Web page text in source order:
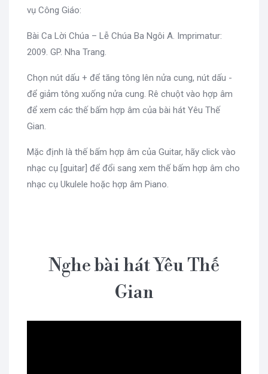
vụ Công Giáo:
Bài Ca Lời Chúa – Lễ Chúa Ba Ngôi A. Imprimatur:
2009. GP. Nha Trang.
Chọn nút dấu + để tăng tông lên nửa cung, nút dấu -
để giảm tông xuống nửa cung. Rê chuột vào hợp âm
để xem các thế bấm hợp âm của bài hát Yêu Thế
Gian.
Mặc định là thế bấm hợp âm của Guitar, hãy click vào
nhạc cụ [guitar] để đổi sang xem thế bấm hợp âm cho
nhạc cụ Ukulele hoặc hợp âm Piano.
Nghe bài hát Yêu Thế
Gian